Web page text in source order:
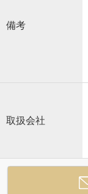
備考
取扱会社